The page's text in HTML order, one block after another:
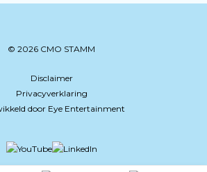
© 2026 CMO STAMM
Disclaimer
Privacyverklaring
door Eye Entertainment